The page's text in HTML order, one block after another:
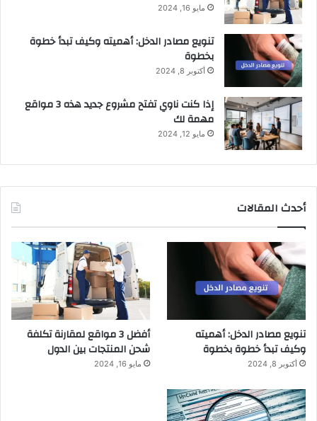
مايو 16, 2024
تنويع مصادر الدخل: أهميته وكيف تبدأ خطوة
بخطوة
أكتوبر 8, 2024
إذا كنت ناوي تفتح مشروع جديد هذه 3 مواقع
مهمة لك
مايو 12, 2024
أحدث المقالات
تنويع مصادر الدخل: أهميته
وكيف تبدأ خطوة بخطوة
أكتوبر 8, 2024
أفضل 3 مواقع لمقارنة تكلفة
شحن المنتجات بين الدول
مايو 16, 2024